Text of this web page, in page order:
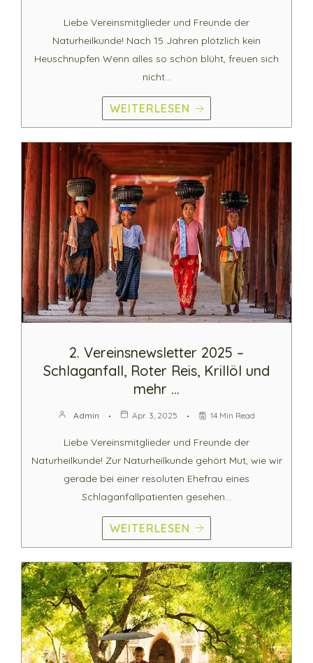
Liebe Vereinsmitglieder und Freunde der
Naturheilkunde! Nach 15 Jahren plötzlich kein
Heuschnupfen Wenn alles so schön blüht, freuen sich
nicht…
WEITERLESEN
2. Vereinsnewsletter 2025 –
Schlaganfall, Roter Reis, Krillöl und
mehr …
Admin Apr. 3, 2025 14 Min Read
Liebe Vereinsmitglieder und Freunde der
Naturheilkunde! Zur Naturheilkunde gehört Mut, wie wir
gerade bei einer resoluten Ehefrau eines
Schlaganfallpatienten gesehen…
WEITERLESEN